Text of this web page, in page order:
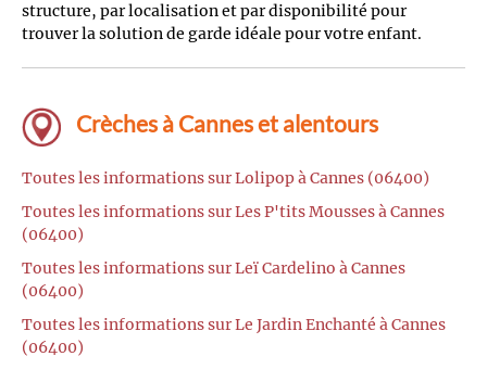
structure, par localisation et par disponibilité pour
trouver la solution de garde idéale pour votre enfant.
Crèches à Cannes et alentours
Toutes les informations sur Lolipop à Cannes (06400)
Toutes les informations sur Les P'tits Mousses à Cannes
(06400)
Toutes les informations sur Leï Cardelino à Cannes
(06400)
Toutes les informations sur Le Jardin Enchanté à Cannes
(06400)